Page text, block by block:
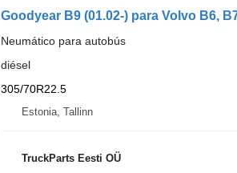
Goodyear B9 (01.02-) para Volvo B6,
Neumático para autobús
diésel
305/70R22.5
Estonia, Tallinn
TruckParts Eesti OÜ